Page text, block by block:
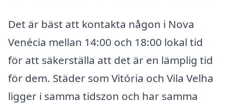
Det är bäst att kontakta någon i Nova
Venécia mellan 14:00 och 18:00 lokal tid
för att säkerställa att det är en lämplig tid
för dem. Städer som Vitória och Vila Velha
ligger i samma tidszon och har samma